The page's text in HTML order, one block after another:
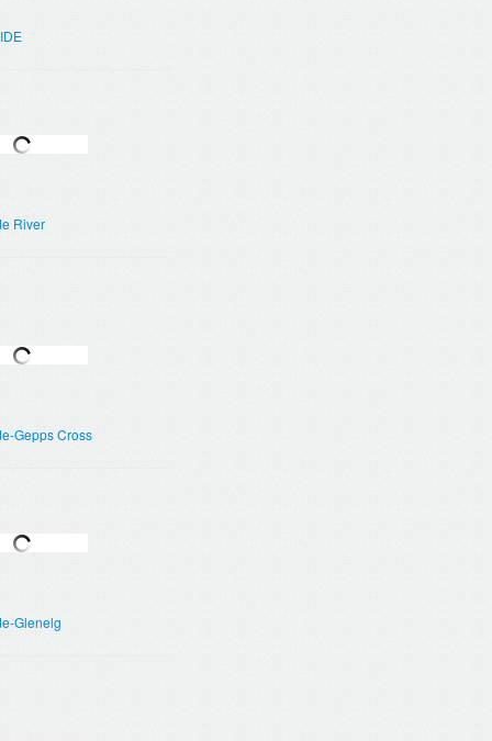
River
Gepps Cross
Glenelg